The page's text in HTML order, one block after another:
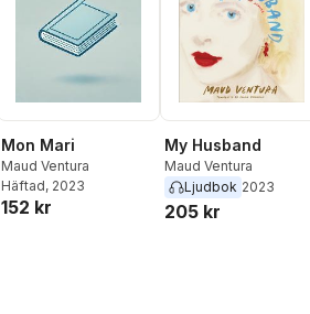
Mon Mari
Maud Ventura
Häftad, 2023
152 kr
My Husband
Maud Ventura
Ljudbok 2023
205 kr